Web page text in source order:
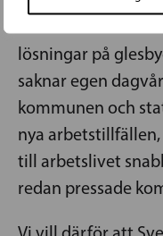
lösningar på
saknar egen
kommunen och
nya
till arbetslivet
redan pressade